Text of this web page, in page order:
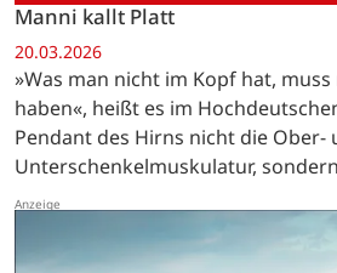
Manni kallt Platt
20.03.2026
»Was man nicht im Kopf hat,
haben«, heißt es im
Pendant des Hirns nicht die Ober-
Unterschenkelmuskulatur,
lateinisch »Musculus biceps